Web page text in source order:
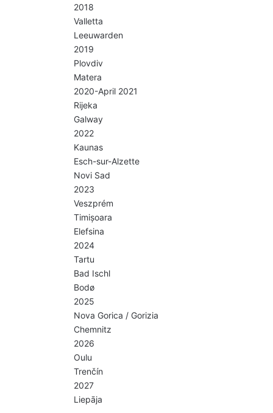
2018
Valletta
Leeuwarden
2019
Plovdiv
Matera
2020-April 2021
Rijeka
Galway
2022
Kaunas
Esch-sur-Alzette
Novi Sad
2023
Veszprém
Timișoara
Elefsina
2024
Tartu
Bad Ischl
Bodø
2025
Nova Gorica / Gorizia
Chemnitz
2026
Oulu
Trenčín
2027
Liepāja